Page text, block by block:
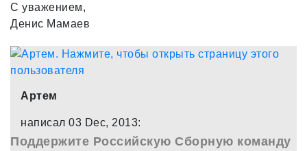
С уважением,
Денис Мамаев
Артем
написал 03 Dec, 2013:
Поддержите Российскую Сборную команду